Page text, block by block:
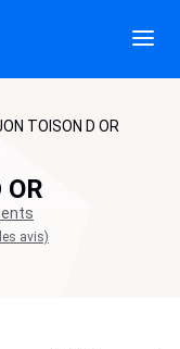
TOISON D OR
OR
avis)